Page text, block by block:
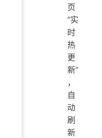
页
“实
时
热
更
新”
，
自
动
刷
新